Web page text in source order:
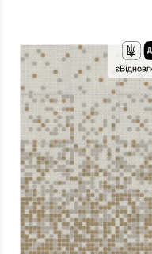
Краї чіпа: Округлі
Форма чіпа
Квадратна
Текстура (особливості):
Вага (брутто):
4.35 кг
Основа: Папір, Сітка
Призначення :
Кількість модулів у упаковці:
Вага модуля: 4,35
Розмір чіпа
24x24 мм
Товщина чіпа: 4 мм
Площа модуля:
0,6 м²
Країна виробника: Україна
Бренд: AquaMo
Тип поверхні:
: новий